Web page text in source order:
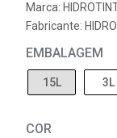
Marca:
Fabricante:
EMBALAGEM
15L 3L
COR